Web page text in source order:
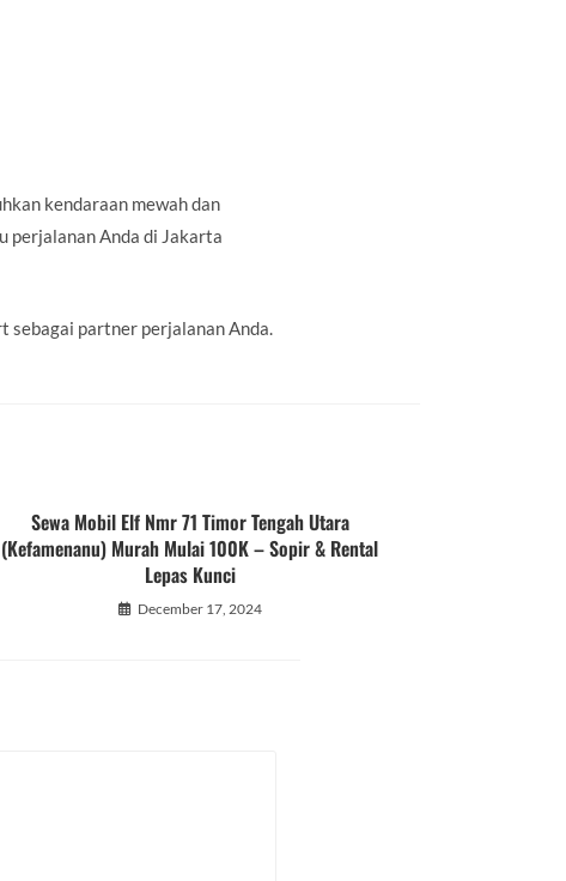
kendaraan mewah dan
perjalanan Anda di Jakarta
sebagai partner perjalanan Anda.
Sewa Mobil Elf Nmr 71 Timor Tengah Utara
(Kefamenanu) Murah Mulai 100K – Sopir & Rental
Lepas Kunci
December 17, 2024